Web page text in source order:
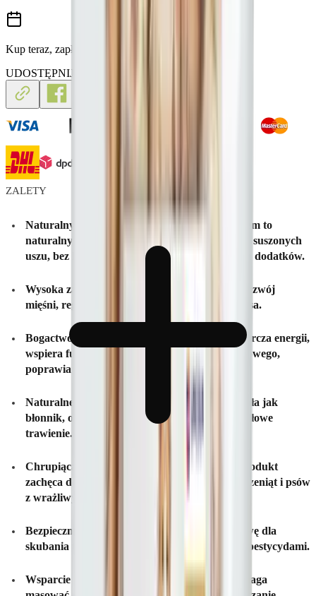
Kup teraz, zapłać za 30 dni
UDOSTĘPNIJ ZNAJOMYM
ZALETY
Naturalny skład
– Suszone uszy królicze z futrem to
naturalny przysmak dla psa zawierający 100% suszonych
uszu, bez konserwantów, gliceryny i sztucznych dodatków.
Wysoka zawartość białka (53,4%)
– Wspiera rozwój
mięśni, regenerację tkanek i ogólną kondycję psa.
Bogactwo zdrowych tłuszczów (41,2%)
– Dostarcza energii,
wspiera funkcjonowanie mózgu i układu nerwowego,
poprawia stan skóry i sierści.
Naturalne wspomaganie trawienia
– Futro działa jak
błonnik, oczyszczając jelita i wspierając prawidłowe
trawienie.
Chrupiąca i delikatna struktura
– Ponieważ produkt
zachęca do żucia jest odpowiedni nawet dla szczeniąt i psów
z wrażliwym uzębieniem.
Bezpieczne źródło włókna
– Stanowi alternatywę dla
skubania trawy, eliminując ryzyko kontaktu z pestycydami.
Wsparcie dla zdrowia jamy ustnej
– Żucie pomaga